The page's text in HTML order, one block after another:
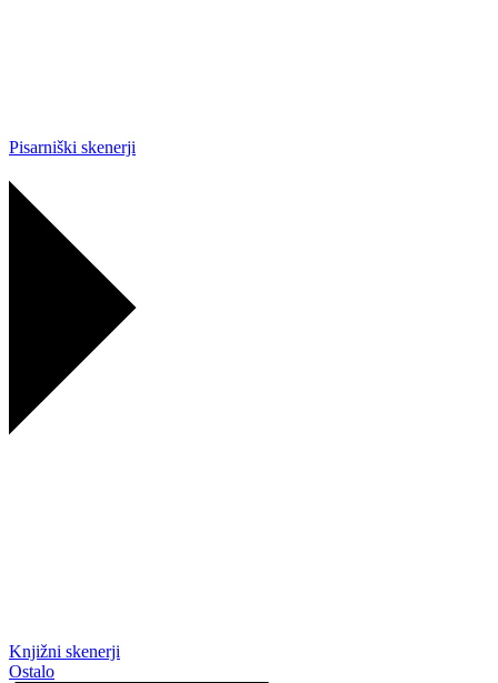
Pisarniški skenerji
Knjižni skenerji
Ostalo